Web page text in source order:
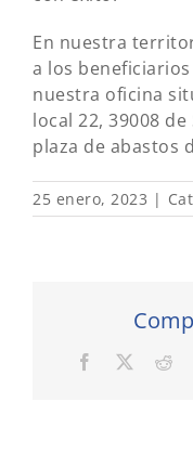
En nuestra
a los
nuestra oficina
local 22, 39008
plaza de abastos
25 enero, 2023 |
Facebook